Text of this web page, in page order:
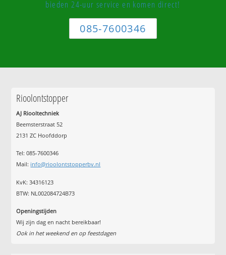
bieden 24-uur service en komen direct!
085-7600346
Rioolontstopper
AJ Riooltechniek
Beemsterstraat 52
2131 ZC Hoofddorp
Tel:085-7600346
Mail: info@rioolontstopperbv.nl
KvK: 34316123
BTW: NL002084724B73
Openingstijden
Wij zijn dag en nacht bereikbaar!
Ook in het weekend en op feestdagen